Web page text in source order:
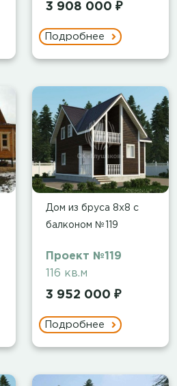
3 908 000 ₽
Подробнее
Дом из бруса 8х8 с
балконом №119
Проект №119
116 кв.м
3 952 000 ₽
Подробнее